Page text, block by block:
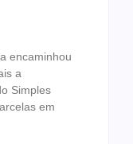
encaminhou
a
Simples
em